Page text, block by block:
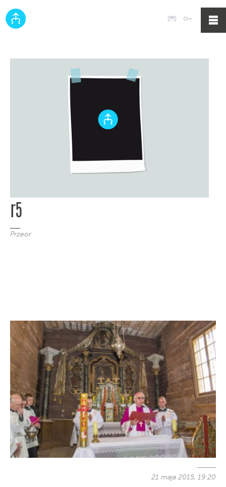
Poczta
r5
Przeor
21 maja 2015, 19:20